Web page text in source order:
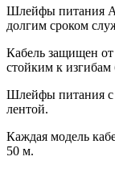
Шлейфы питания
долгим сроком
Кабель защищен от
стойким к
Шлейфы питания с
лентой.
Каждая модель
50 м.